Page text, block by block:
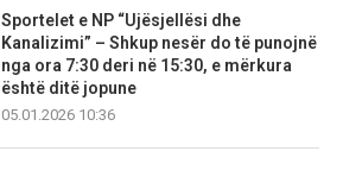
Sportelet e NP “Ujësjellësi dhe
Kanalizimi” – Shkup nesër do të punojnë
nga ora 7:30 deri në 15:30, e mërkura
është ditë jopune
05.01.2026 10:36